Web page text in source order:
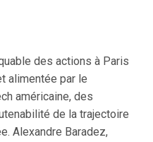
des actions à Paris
alimentée par le
américaine, des
de la trajectoire
Alexandre Baradez,